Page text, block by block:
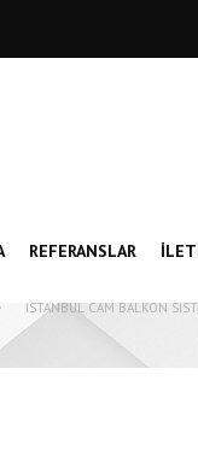
REFERANSLAR
İSTANBUL CAM BALKON